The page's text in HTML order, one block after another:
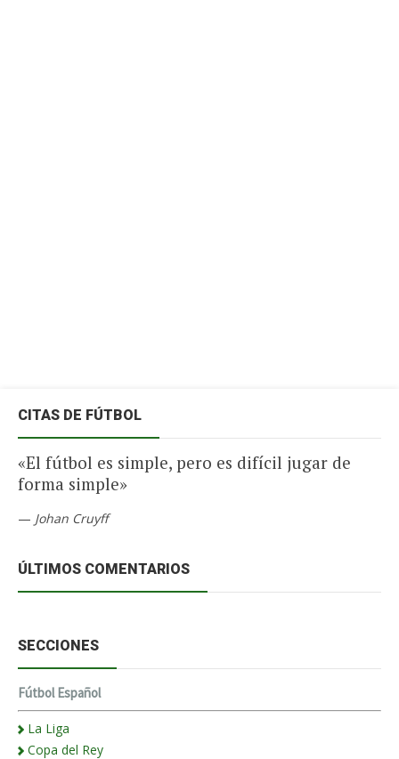
CITAS DE FÚTBOL
«El fútbol es simple, pero es difícil jugar de
forma simple»
— Johan Cruyff
ÚLTIMOS COMENTARIOS
SECCIONES
Fútbol Español
La Liga
Copa del Rey